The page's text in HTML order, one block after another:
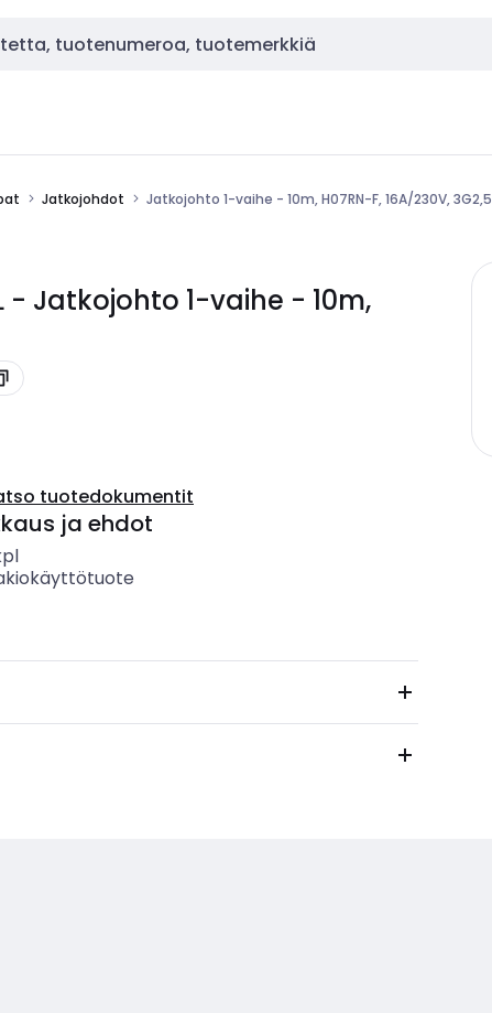
Jatkojohdot Jatkojohto 1-vaihe - 10m, H07RN-F, 16A/230V, 3G2,5
- Jatkojohto 1-vaihe - 10m,
tuotedokumentit
ja ehdot